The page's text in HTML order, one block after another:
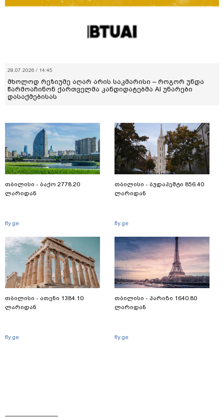
28.07.2026 / 14:45
მხოლოდ რეზიუმე აღარ არის საკმარისი – როგორ უნდა
წარმოაჩინონ ქართველმა კანდიდატებმა AI უნარები
დასაქმებისას
თბილისი - ბაქო 2778.20
ლარიდან
fly.ge
თბილისი - ათენი 1384.10
ლარიდან
fly.ge
თბილისი - ბუდაპეშტი 856.40
ლარიდან
fly.ge
თბილისი - პარიზი 1640.80
ლარიდან
fly.ge